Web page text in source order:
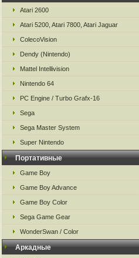
Atari 2600
Atari 5200, Atari 7800, Atari Jaguar
ColecoVision
Dendy (Nintendo)
Mattel Intellivision
Nintendo 64
PC Engine / Turbo Grafx-16
Sega
Sega Master System
Super Nintendo
Портативные
Game Boy
Game Boy Advance
Game Boy Color
Sega Game Gear
WonderSwan / Color
Аркадные